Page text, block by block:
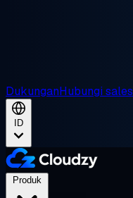
DukunganHubungi sales
ID